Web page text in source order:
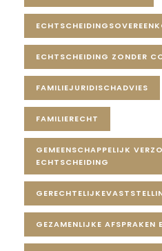
ECHTSCHEIDING ZONDER
FAMILIEJURIDISCHADVIES
FAMILIERECHT
GEMEENSCHAPPELIJK
ECHTSCHEIDING
GEZAMENLIJKE AFSPRAKEN